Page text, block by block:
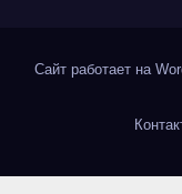
Сайт работает на